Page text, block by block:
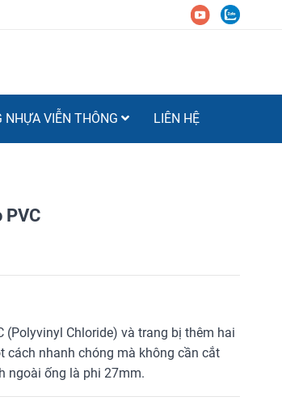
NHỰA VIỄN THÔNG LIÊN HỆ
PVC
Chloride) và trang bị thêm hai
cách nhanh chóng mà không cần cắt
ngoài ống là phi 27mm.